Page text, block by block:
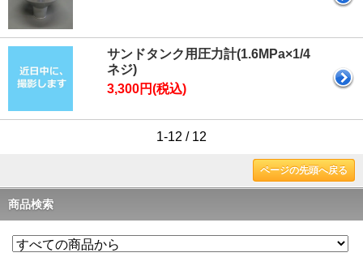
サンドタンク用圧力計(1.6MPa×1/4
ネジ)
3,300円(税込)
1-12 / 12
ページの先頭へ戻る
商品検索